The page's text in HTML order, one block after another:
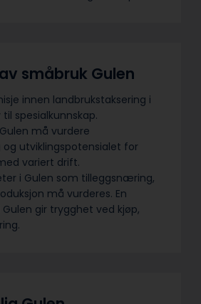
småbruk Gulen
innen landbrukstaksering i
spesialkunnskap.
må vurdere
og utviklingspotensialet for
variert drift.
i Gulen som tilleggsnæring,
må vurderes. En
gir trygghet ved kjøp,